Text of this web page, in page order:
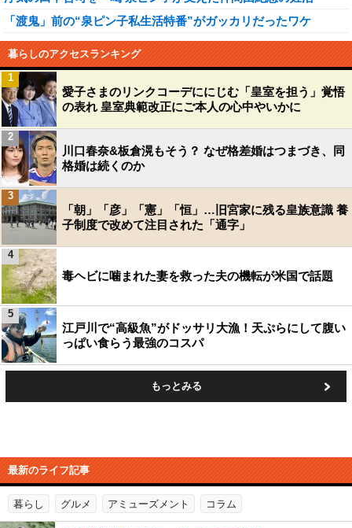
「渡鬼」前の“泉ピン子私生活特番”がガッカリだったワケ
暮らしのアクセスランキング
愛子さまのリンクコーデににじむ「皇室を担う」覚悟
の表れ 皇室典範改正にご本人の心中やいかに
1
川口春奈&板倉滉もそう？ なぜ格差婚はつまづき、同
格婚は続くのか
2
「朝」「彦」「憲」「恒」…旧宮家に残る皇族意識 養
子制度で改めて注目された「通字」
3
毒ヘビに噛まれた妻を救った夫の機転が米国で話題
4
江戸川で“高級魚”がドッサリ大漁！天ぷらにして腹い
っぱい食らう最強のコスパ
5
もっとみる
最新のライフ記事
暮らし グルメ アミューズメント コラム